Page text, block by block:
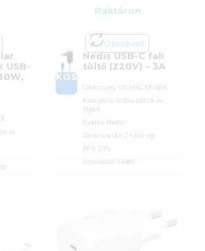
USB-
és
4
Raktáron
Összevet
KOSÁRBA
Nedis USB-C fali
töltő (220V) – 3A
Cikkszám: WCHAC300ABK
Kategória: USB-s töltők és
tápok
Gyártó: Nedis
Garanciaidő: 24 hónap
ÁFA: 27%
Azonosító: 34883